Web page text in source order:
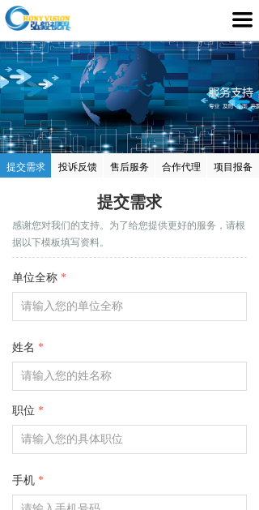
끀
首页
产品介绍
行业应用
媒体中心
服务支持
关于我们
提交需求 投诉反馈 售后服务 合作代理 项目报备
提交需求
感谢您对我们的支持。为了给您提供更好的服务，请根
据以下模板填写资料。
单位全称 *
姓名 *
职位 *
手机 *